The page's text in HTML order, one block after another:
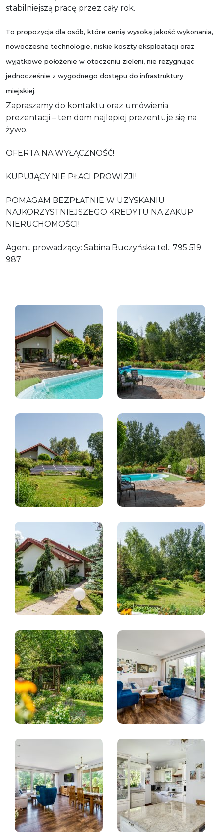
stabilniejszą pracę przez cały rok.
To propozycja dla osób, które cenią wysoką jakość wykonania,
nowoczesne technologie, niskie koszty eksploatacji oraz
wyjątkowe położenie w otoczeniu zieleni, nie rezygnując
jednocześnie z wygodnego dostępu do infrastruktury
miejskiej.
Zapraszamy do kontaktu oraz umówienia
prezentacji – ten dom najlepiej prezentuje się na
żywo.
OFERTA NA WYŁĄCZNOŚĆ!
KUPUJĄCY NIE PŁACI PROWIZJI!
POMAGAM BEZPŁATNIE W UZYSKANIU
NAJKORZYSTNIEJSZEGO KREDYTU NA ZAKUP
NIERUCHOMOŚCI!
Agent prowadzący: Sabina Buczyńska tel.: 795 519
987